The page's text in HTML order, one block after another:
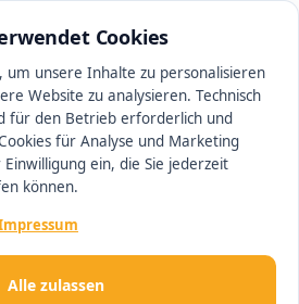
Cookies
um unsere Inhalte zu personalisieren
Website zu analysieren. Technisch
für den Betrieb erforderlich und
für Analyse und Marketing
ein, die Sie jederzeit
können.
Alle zulassen